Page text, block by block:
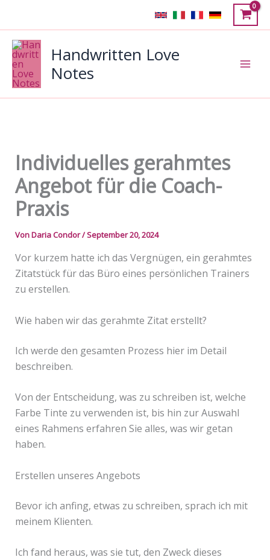
springen
Handwritten Love
Notes
Individuelles gerahmtes
Angebot für die Coach-
Praxis
VonDaria Condor/September 20, 2024
Vor kurzem hatte ich das Vergnügen, ein gerahmtes
Zitatstück für das Büro eines persönlichen Trainers
zu erstellen.
Wie haben wir das gerahmte Zitat erstellt?
Ich werde den gesamten Prozess hier im Detail
beschreiben.
Von der Entscheidung, was zu schreiben ist, welche
Farbe Tinte zu verwenden ist, bis hin zur Auswahl
eines Rahmens erfahren Sie alles, was wir getan
haben.
Erstellen unseres Angebots
Bevor ich anfing, etwas zu schreiben, sprach ich mit
meinem Klienten.
Ich fand heraus, was sie tut, den Zweck dieses